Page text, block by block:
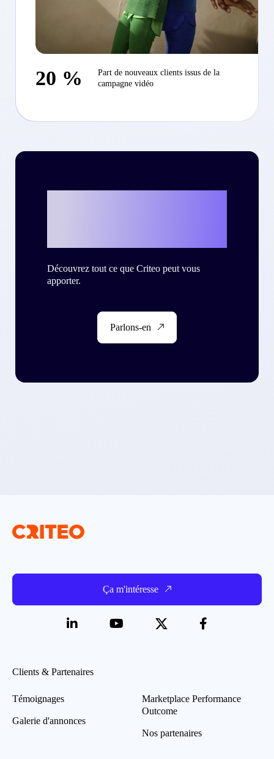
20 %
Part de nouveaux clients issus de la
campagne vidéo
Découvrez tout ce que Criteo peut vous
apporter.
Parlons-en
Ça m'intéresse
Clients & Partenaires
Témoignages
Galerie d'annonces
Marketplace Performance
Outcome
Nos partenaires